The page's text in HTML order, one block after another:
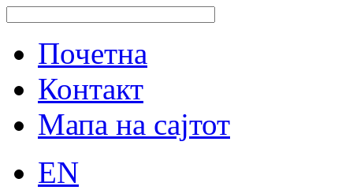
Почетна
Контакт
Мапа на сајтот
EN